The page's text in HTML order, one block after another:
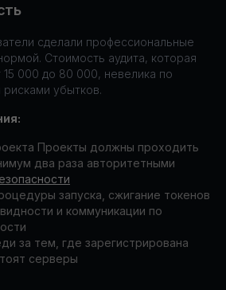
сделали профессиональные
Стоимость аудита, которая
000 до 80 000, невелика по
убытков.
Проекты должны проходить
два раза авторитетными
запуска, сжигание токенов
и коммуникации по
за тем, где зарегистрирована
серверы